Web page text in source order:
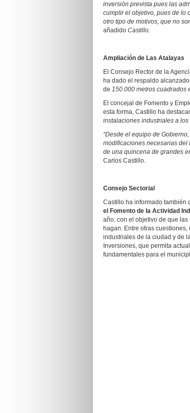
inversión prevista pues las
cumplir el objetivo, pues de lo
otro tipo de motivos, que no
añadido Castillo.
Ampliación de Las Atalayas
El Consejo Rector de la
ha dado el respaldo
de 150.000 metros cuadrados
El concejal de Fomento y
esta forma, Castillo ha
instalaciones industriales a
“Desde el equipo de
modificaciones necesarias del
de una quincena de grandes
Carlos Castillo.
Consejo Sectorial
Castillo ha informado también
el Fomento de la Actividad
año, con el objetivo de que
hagan. Entre otras
industriales de la ciudad y de
Inversiones, que permita
fundamentales para el